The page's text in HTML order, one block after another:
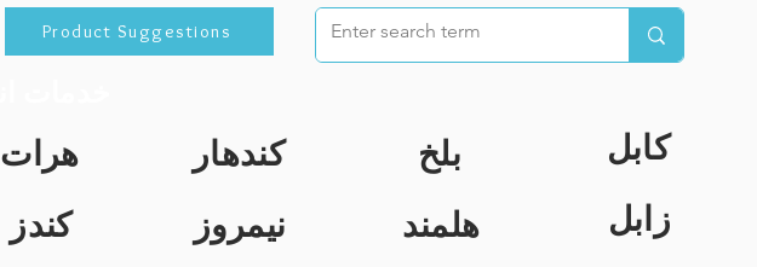
Product Suggestions
هرات کندهار بلخ
کابل
کندز نیمروز هلمند
زابل